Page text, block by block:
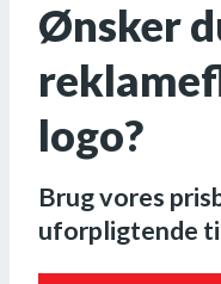
Ønsker
logo?
Brug vores
uforpligtende